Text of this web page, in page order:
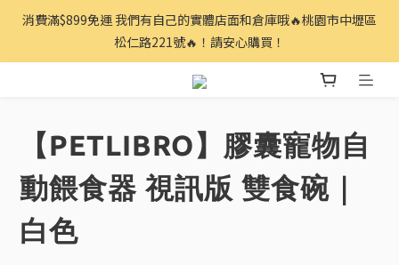
消費滿$899免運 我們有自己的實體店面和倉庫哦🔥桃園市中壢區
松仁路221號🔥！請安心購買！
【PETLIBRO】膠囊寵物自
動餵食器 視訊版 雙食碗｜
白色